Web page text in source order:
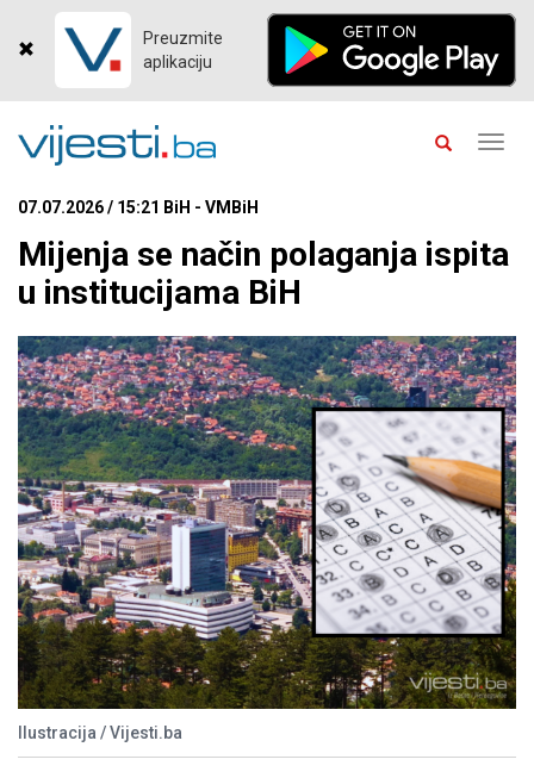
Preuzmite
aplikaciju
07.07.2026 / 15:21 BiH - VMBiH
Mijenja se način polaganja ispita
u institucijama BiH
Ilustracija / Vijesti.ba